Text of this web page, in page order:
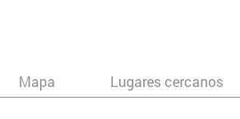
Mapa Lugares cercanos